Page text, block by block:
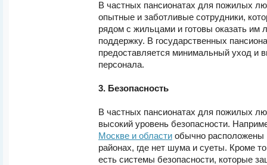
В частных пансионатах для пожилых
опытные и заботливые сотрудники,
рядом с жильцами и готовы оказать
поддержку. В государственных
предоставляется минимальный уход и
персонала.
3. Безопасность
В частных пансионатах для пожилых
высокий уровень безопасности.
Москве и области обычно расположены
районах, где нет шума и суеты. Кроме
есть системы безопасности, которые